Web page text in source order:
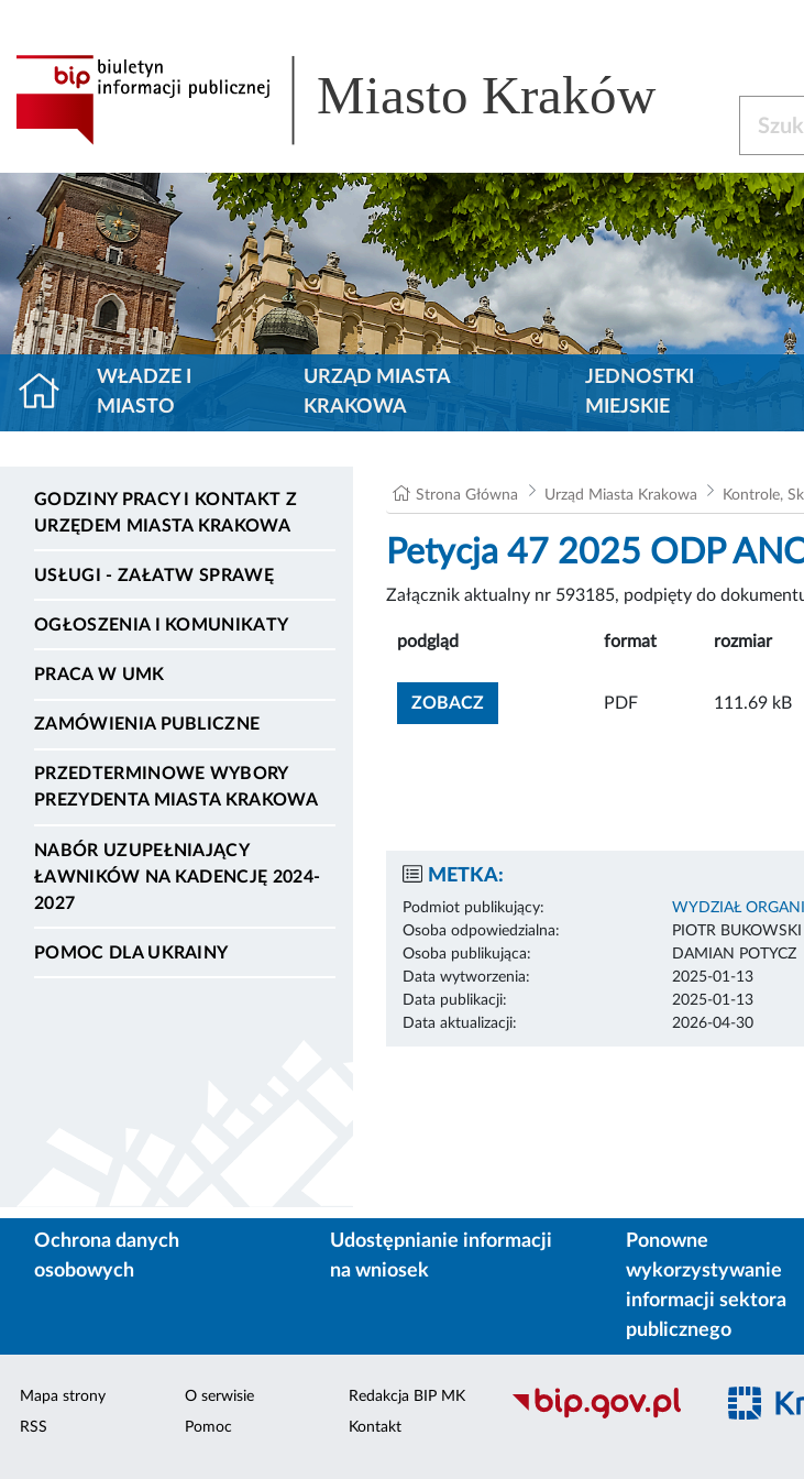
Miasto Kraków
WŁADZE I
MIASTO
URZĄD MIASTA
KRAKOWA
JEDNOSTKI
MIEJSKIE
GODZINY PRACY I KONTAKT Z
URZĘDEM MIASTA KRAKOWA
USŁUGI - ZAŁATW SPRAWĘ
OGŁOSZENIA I KOMUNIKATY
PRACA W UMK
ZAMÓWIENIA PUBLICZNE
PRZEDTERMINOWE WYBORY
PREZYDENTA MIASTA KRAKOWA
NABÓR UZUPEŁNIAJĄCY
ŁAWNIKÓW NA KADENCJĘ 2024-
2027
POMOC DLA UKRAINY
Strona Główna Urząd Miasta Krakowa Kontrole,
Petycja 47 2025 ODP
Załącznik aktualny nr 593185, podpięty do
podgląd format rozmiar
ZOBACZZOBACZ ZAŁĄCZNIK
PDF 111.69 kB
METKA:
Podmiot publikujący:
WYDZIAŁ
Osoba odpowiedzialna:
PIOTR
Osoba publikująca:
DAMIAN POTYCZ
Data wytworzenia:
2025-01-13
Data publikacji:
2025-01-13
Data aktualizacji:
2026-04-30
Ochrona danych
osobowych
Udostępnianie informacji
na wniosek
Ponowne
wykorzystywanie
informacji sektora
publicznego
Mapa strony
RSS
O serwisie
Pomoc
Redakcja BIP MK
Kontakt